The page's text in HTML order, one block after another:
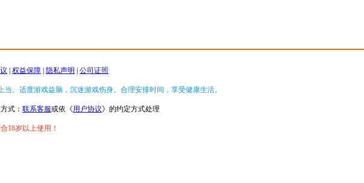
权益保障 隐私声明 公司证照
。适度游戏益脑，沉迷游戏伤身。合理安排时间，享受健康生活。
式： 联系客服或依《用户协议》的约定方式处理
18岁以上使用！